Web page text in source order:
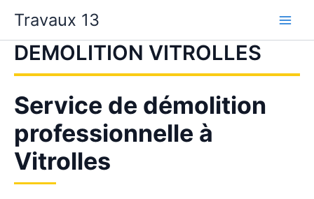
contenu
Travaux 13
DEMOLITION VITROLLES
Service de démolition
professionnelle à
Vitrolles